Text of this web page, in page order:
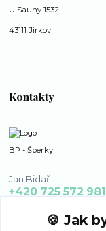
U Sauny 1532
43111 Jirkov
Kontakty
BP - Šperky
Jan Bidař
+420 725 572 981
🍪 Jak